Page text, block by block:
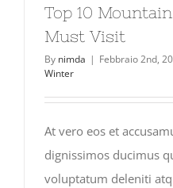
Top 10
Must Visit
By nimda | Febbraio 2nd,
Winter
At vero eos et
dignissimos ducimus
voluptatum deleniti